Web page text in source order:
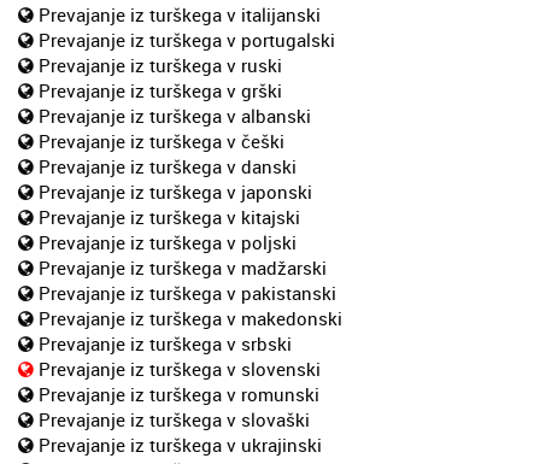
Prevajanje iz turškega v italijanski
Prevajanje iz turškega v portugalski
Prevajanje iz turškega v ruski
Prevajanje iz turškega v grški
Prevajanje iz turškega v albanski
Prevajanje iz turškega v češki
Prevajanje iz turškega v danski
Prevajanje iz turškega v japonski
Prevajanje iz turškega v kitajski
Prevajanje iz turškega v poljski
Prevajanje iz turškega v madžarski
Prevajanje iz turškega v pakistanski
Prevajanje iz turškega v makedonski
Prevajanje iz turškega v srbski
Prevajanje iz turškega v slovenski
Prevajanje iz turškega v romunski
Prevajanje iz turškega v slovaški
Prevajanje iz turškega v ukrajinski